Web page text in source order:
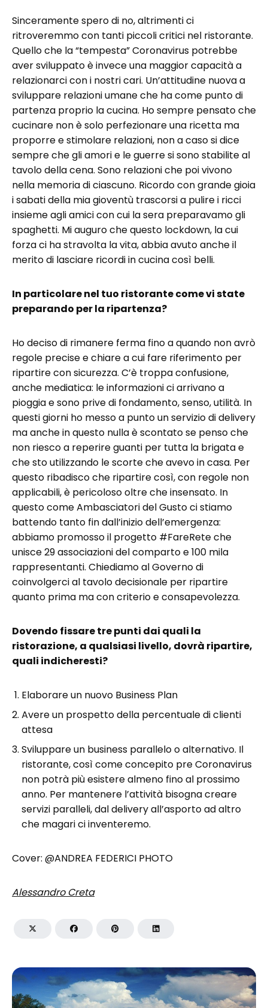
Sinceramente spero di no, altrimenti ci
ritroveremmo con tanti piccoli critici nel ristorante.
Quello che la “tempesta” Coronavirus potrebbe
aver sviluppato è invece una maggior capacità a
relazionarci con i nostri cari. Un’attitudine nuova a
sviluppare relazioni umane che ha come punto di
partenza proprio la cucina. Ho sempre pensato che
cucinare non è solo perfezionare una ricetta ma
proporre e stimolare relazioni, non a caso si dice
sempre che gli amori e le guerre si sono stabilite al
tavolo della cena. Sono relazioni che poi vivono
nella memoria di ciascuno. Ricordo con grande gioia
i sabati della mia gioventù trascorsi a pulire i ricci
insieme agli amici con cui la sera preparavamo gli
spaghetti. Mi auguro che questo lockdown, la cui
forza ci ha stravolta la vita, abbia avuto anche il
merito di lasciare ricordi in cucina così belli.
In particolare nel tuo ristorante come vi state
preparando per la ripartenza?
Ho deciso di rimanere ferma fino a quando non avrò
regole precise e chiare a cui fare riferimento per
ripartire con sicurezza. C’è troppa confusione,
anche mediatica: le informazioni ci arrivano a
pioggia e sono prive di fondamento, senso, utilità. In
questi giorni ho messo a punto un servizio di delivery
ma anche in questo nulla è scontato se penso che
non riesco a reperire guanti per tutta la brigata e
che sto utilizzando le scorte che avevo in casa. Per
questo ribadisco che ripartire così, con regole non
applicabili, è pericoloso oltre che insensato. In
questo come Ambasciatori del Gusto ci stiamo
battendo tanto fin dall’inizio dell’emergenza:
abbiamo promosso il progetto #FareRete che
unisce 29 associazioni del comparto e 100 mila
rappresentanti. Chiediamo al Governo di
coinvolgerci al tavolo decisionale per ripartire
quanto prima ma con criterio e consapevolezza.
Dovendo fissare tre punti dai quali la
ristorazione, a qualsiasi livello, dovrà ripartire,
quali indicheresti?
Elaborare un nuovo Business Plan
Avere un prospetto della percentuale di clienti
attesa
Sviluppare un business parallelo o alternativo. Il
ristorante, così come concepito pre Coronavirus
non potrà più esistere almeno fino al prossimo
anno. Per mantenere l’attività bisogna creare
servizi paralleli, dal delivery all’asporto ad altro
che magari ci inventeremo.
Cover: @ANDREA FEDERICI PHOTO
Alessandro Creta